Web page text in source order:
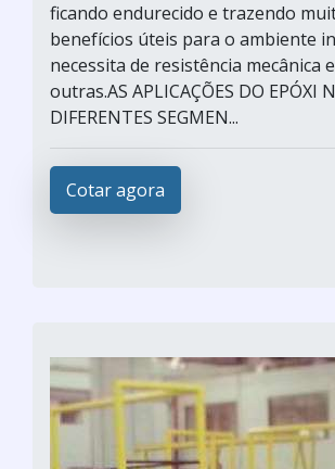
ficando endurecido e trazendo
benefícios úteis para o ambiente
necessita de resistência mecânica
outras.AS APLICAÇÕES DO EPÓXI
DIFERENTES SEGMEN...
Cotar agora